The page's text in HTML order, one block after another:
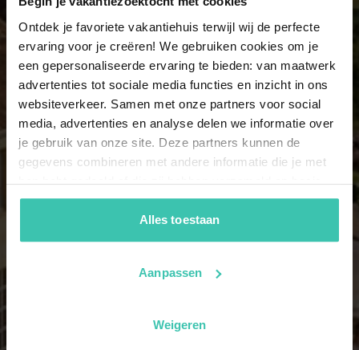
Ontdek je favoriete vakantiehuis terwijl wij de perfecte
ervaring voor je creëren! We gebruiken cookies om je
een gepersonaliseerde ervaring te bieden: van maatwerk
advertenties tot sociale media functies en inzicht in ons
websiteverkeer. Samen met onze partners voor social
media, advertenties en analyse delen we informatie over
je gebruik van onze site. Deze partners kunnen de
gegevens combineren met andere informatie die je met
hen hebt gedeeld of die zij hebben verzameld op basis
van je gebruik van hun diensten. Zo zorgen we ervoor dat
jouw vakantiezoektocht soepel en op maat verloopt!
Alles toestaan
Aanpassen
Weigeren
9 personen
46 vakantiehuizen
10 personen
24 vakantiehuizen